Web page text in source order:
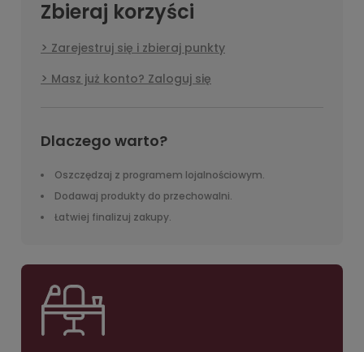
Zbieraj korzyści
Zarejestruj się i zbieraj punkty
Masz już konto? Zaloguj się
Dlaczego warto?
Oszczędzaj z programem lojalnościowym.
Dodawaj produkty do przechowalni.
Łatwiej finalizuj zakupy.